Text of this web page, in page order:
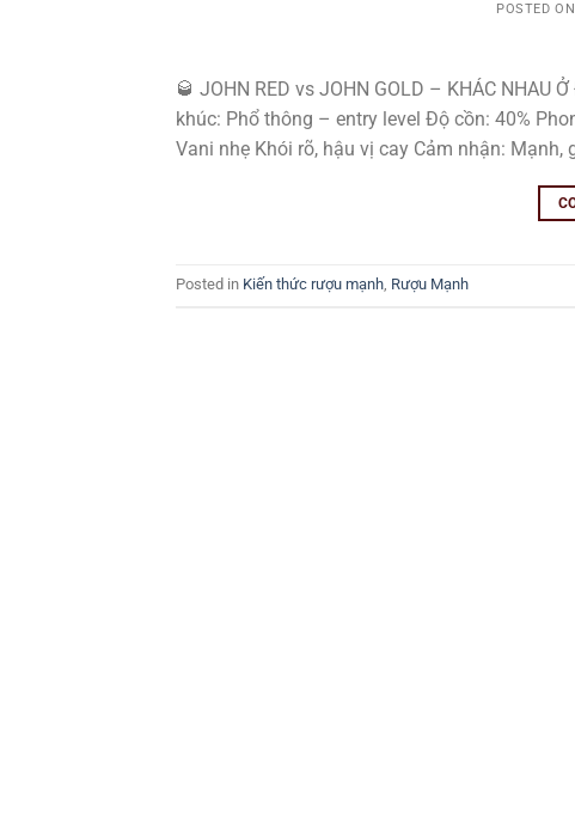
POSTED ON
🥃 JOHN RED vs JOHN GOLD – KHÁC NHAU
khúc: Phổ thông – entry level Độ cồn: 40%
Vani nhẹ Khói rõ, hậu vị cay Cảm nhận: Mạnh,
Posted in Kiến thức rượu mạnh, Rượu Mạnh